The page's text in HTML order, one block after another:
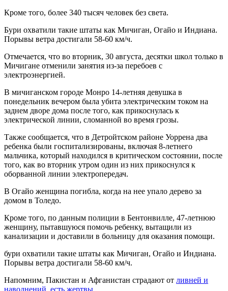
Кроме того, более 340 тысяч человек без света.
Бури охватили такие штаты как Мичиган, Огайо и Индиана.
Порывы ветра достигали 58-60 км/ч.
Отмечается, что во вторник, 30 августа, десятки школ только в
Мичигане отменили занятия из-за перебоев с
электроэнергией.
В мичиганском городе Монро 14-летняя девушка в
понедельник вечером была убита электрическим током на
заднем дворе дома после того, как прикоснулась к
электрической линии, сломанной во время грозы.
Также сообщается, что в Детройтском районе Уоррена два
ребенка были госпитализированы, включая 8-летнего
мальчика, который находился в критическом состоянии, после
того, как во вторник утром один из них прикоснулся к
оборванной линии электропередач.
В Огайо женщина погибла, когда на нее упало дерево за
домом в Толедо.
Кроме того, по данным полиции в Бентонвилле, 47-летнюю
женщину, пытавшуюся помочь ребенку, вытащили из
канализации и доставили в больницу для оказания помощи.
бури охватили такие штаты как Мичиган, Огайо и Индиана.
Порывы ветра достигали 58-60 км/ч.
Напомним, Пакистан и Афганистан страдают от ливней и
наводнений, есть жертвы